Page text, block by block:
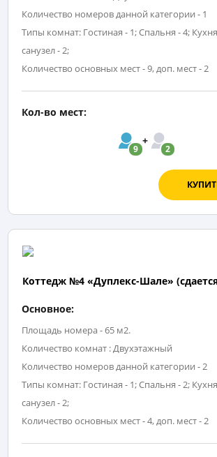
Количество номеров данной категории - 1
Типы комнат: Гостиная - 1; Спальня - 4;
санузел - 2;
Количество основных мест - 9, доп. мест - 2
Кол-во мест:
9 2
Коттедж №4 «Дуплекс-Шале»
Основное:
Площадь номера - 65 м2.
Количество комнат : Двухэтажный
Количество номеров данной категории - 2
Типы комнат: Гостиная - 1; Спальня - 2;
санузел - 2;
Количество основных мест - 4, доп. мест - 2